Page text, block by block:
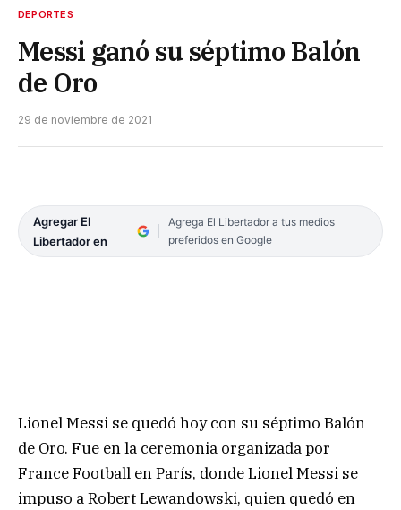
DEPORTES
Messi ganó su séptimo Balón
de Oro
29 de noviembre de 2021
Agregar El
Libertador en
Agrega El Libertador a tus medios
preferidos en Google
Lionel Messi se quedó hoy con su séptimo Balón
de Oro. Fue en la ceremonia organizada por
France Football en París, donde Lionel Messi se
impuso a Robert Lewandowski, quien quedó en